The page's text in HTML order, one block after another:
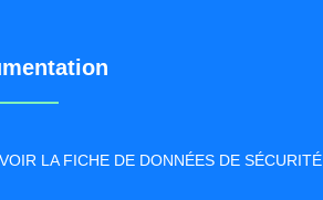
VOIR LA FICHE DE DONNÉES DE SÉCURITÉ